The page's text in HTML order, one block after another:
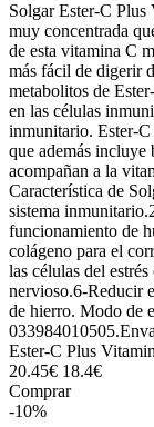
Solgar Ester-C Plus
muy concentrada
de esta vitamina C
más fácil de digerir
metabolitos de
en las células
inmunitario. Ester-
que además incluye
acompañan a la
Característica de
sistema
funcionamiento de
colágeno para el
las células del
nervioso.6-Reducir
de hierro. Modo de
Ester-C Plus
20.45€ 18.4€
Comprar
-10%